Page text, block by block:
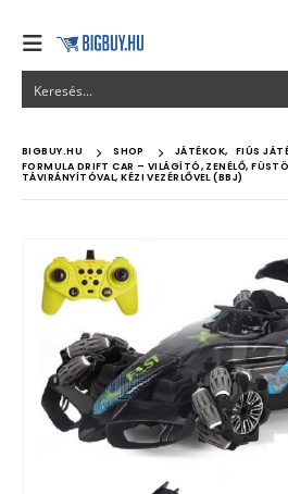
BIGBUY.HU SHOP JÁTÉKOK,
FIÚS
FORMULA DRIFT CAR – VILÁGÍTÓ, ZENÉLŐ,
TÁVIRÁNYÍTÓVAL, KÉZI VEZÉRLŐVEL (BBJ)